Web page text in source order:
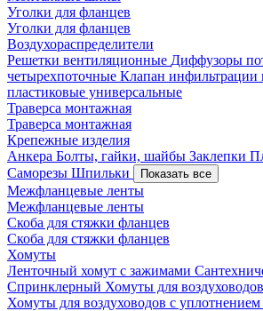
Уголки для фланцев
Уголки для фланцев
Воздухораспределители
Решетки вентиляционные Диффузоры
четырехпоточные Клапан инфильтрации
пластиковые универсальные
Траверса монтажная
Траверса монтажная
Крепежные изделия
Анкера Болты, гайки, шайбы Заклепки
Саморезы Шпильки Показать все
Межфланцевые ленты
Межфланцевые ленты
Скоба для стяжки фланцев
Скоба для стяжки фланцев
Хомуты
Ленточный хомут с зажимами
Спринклерный Хомуты для
Хомуты для воздуховодов с уплотнением